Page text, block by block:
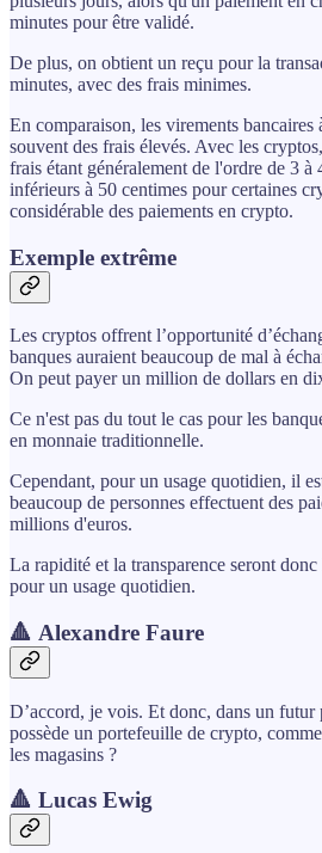
minutes pour être validé.
De plus, on obtient un reçu pour la
minutes, avec des frais minimes.
En comparaison, les virements bancaires
souvent des frais élevés. Avec les
frais étant généralement de l'ordre de 3 à
inférieurs à 50 centimes pour certaines
considérable des paiements en crypto.
Exemple extrême
Les cryptos offrent l’opportunité
banques auraient beaucoup de mal à
On peut payer un million de dollars en
Ce n'est pas du tout le cas pour les
en monnaie traditionnelle.
Cependant, pour un usage quotidien, il
beaucoup de personnes effectuent des
millions d'euros.
La rapidité et la transparence seront
pour un usage quotidien.
🔺 Alexandre Faure
D’accord, je vois. Et donc, dans un futur
possède un portefeuille de crypto,
les magasins ?
🔺 Lucas Ewig